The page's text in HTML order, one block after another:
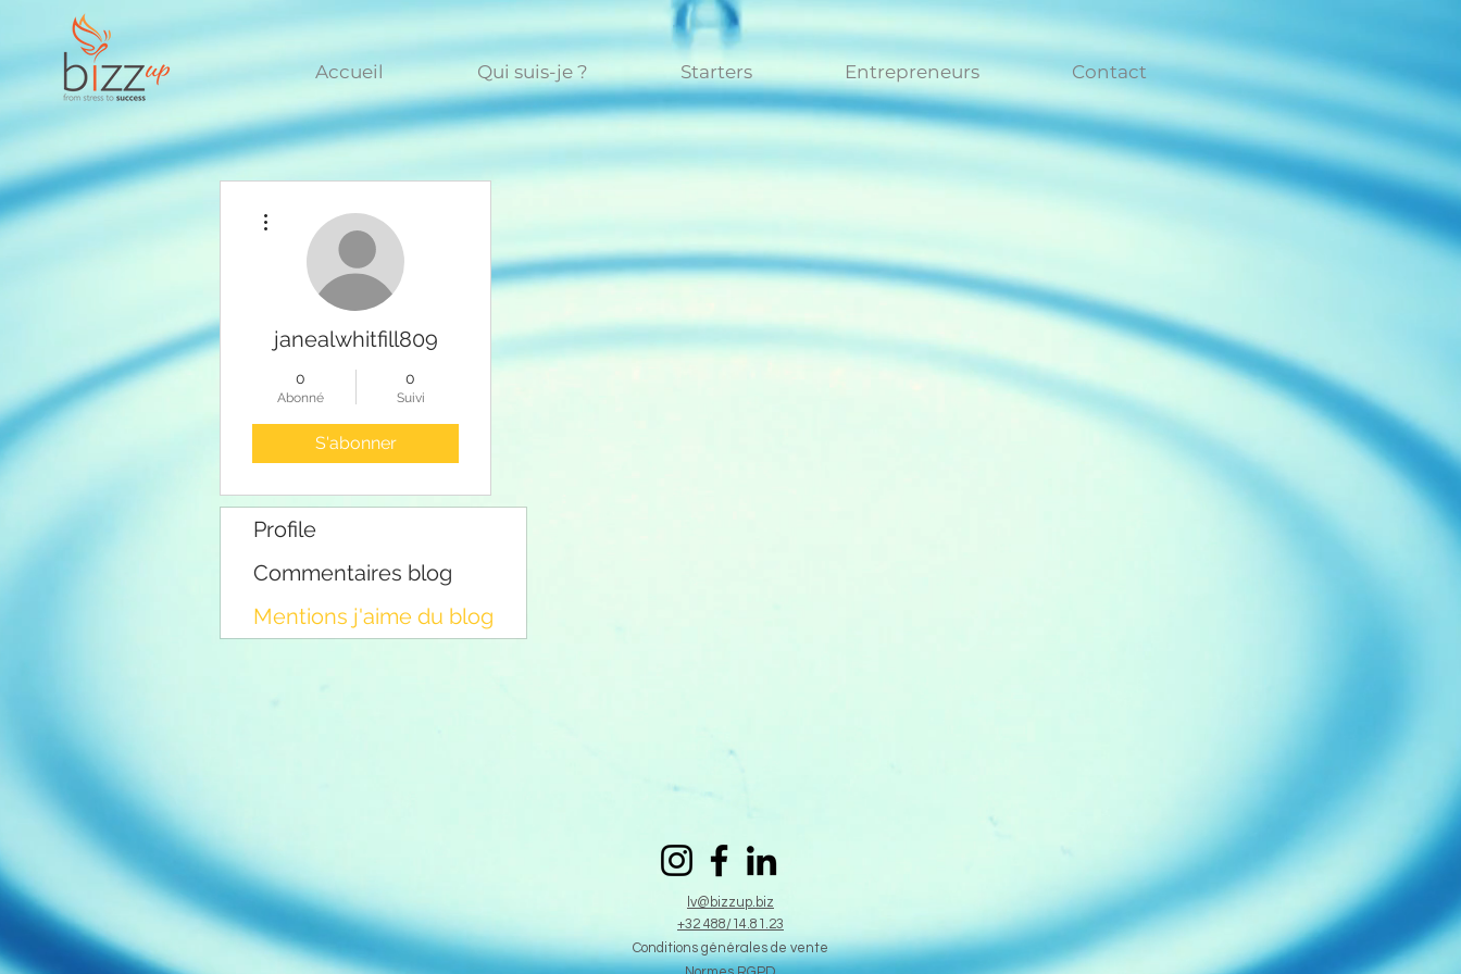
Accueil Qui suis-je ? Starters Entrepreneurs Contact
janealwhitfill809
0
Abonné
0
Suivi
S'abonner
Profile
Commentaires blog
Mentions j'aime du blog
lv@bizzup.biz
+32 488/14.81.23
Conditions générales de vente